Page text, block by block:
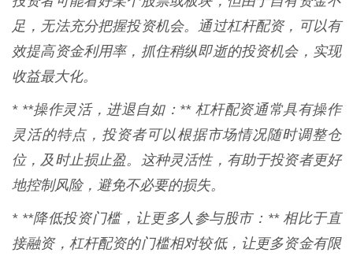
足，无法充分把握投资机会。通过杠杆配资，可以有
效提高资金利用率，抓住稍纵即逝的投资机会，实现
收益最大化。
* **操作灵活，进退自如：** 杠杆配资通常具有操作
灵活的特点，投资者可以根据市场情况随时调整仓
位，及时止损止盈。这种灵活性，有助于投资者更好
地控制风险，避免不必要的损失。
* **降低投资门槛，让更多人参与股市：** 相比于直
接融资，杠杆配资的门槛相对较低，让更多资金有限